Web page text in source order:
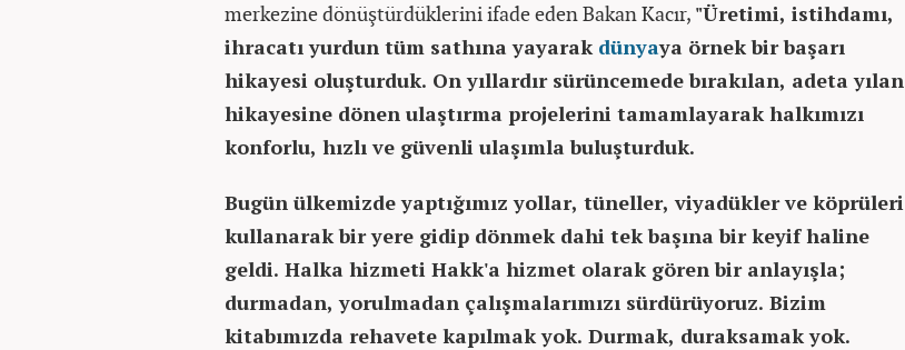
merkezine dönüştürdüklerini ifade eden Bakan Kacır, "Üretimi, istihdamı,
ihracatı yurdun tüm sathına yayarak dünyaya örnek bir başarı
hikayesi oluşturduk. On yıllardır sürüncemede bırakılan, adeta yılan
hikayesine dönen ulaştırma projelerini tamamlayarak halkımızı
konforlu, hızlı ve güvenli ulaşımla buluşturduk.
Bugün ülkemizde yaptığımız yollar, tüneller, viyadükler ve köprüleri
kullanarak bir yere gidip dönmek dahi tek başına bir keyif haline
geldi. Halka hizmeti Hakk'a hizmet olarak gören bir anlayışla;
durmadan, yorulmadan çalışmalarımızı sürdürüyoruz. Bizim
kitabımızda rehavete kapılmak yok. Durmak, duraksamak yok.